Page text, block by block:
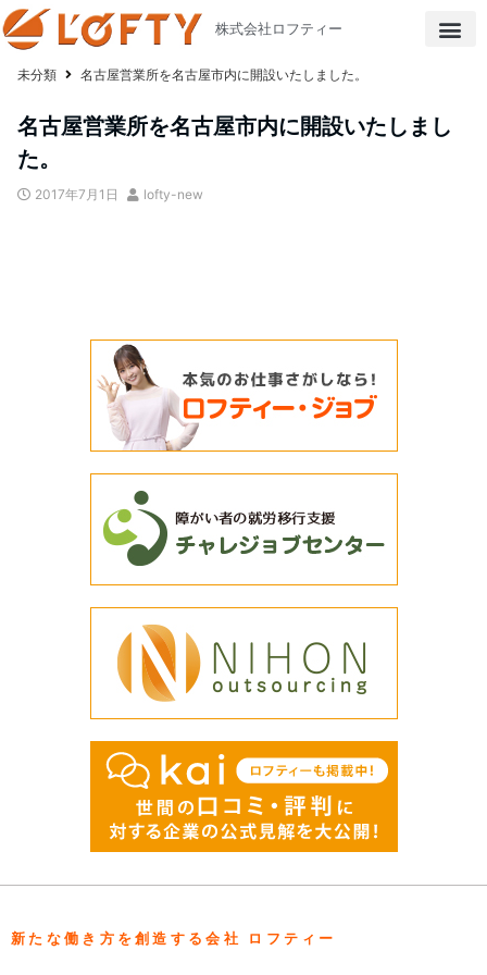
株式会社ロフティー
未分類 名古屋営業所を名古屋市内に開設いたしました。
名古屋営業所を名古屋市内に開設いたしまし
た。
2017年7月1日 lofty-new
新たな働き方を創造する会社 ロフティー